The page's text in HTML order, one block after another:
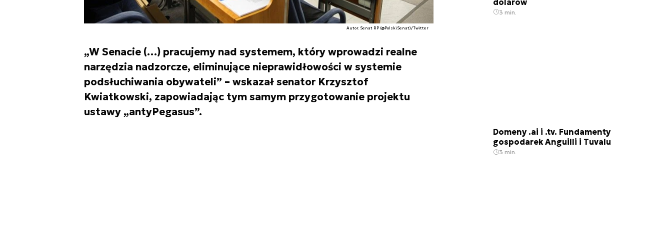
Autor. Senat RP (@PolskiSenat)/Twitter
„W Senacie (…) pracujemy nad systemem, który wprowadzi realne
narzędzia nadzorcze, eliminujące nieprawidłowości w systemie
podsłuchiwania obywateli” – wskazał senator Krzysztof
Kwiatkowski, zapowiadając tym samym przygotowanie projektu
ustawy „antyPegasus”.
3 min.
Domeny .ai i .tv. Fundamenty
gospodarek Anguilli i Tuvalu
3 min.